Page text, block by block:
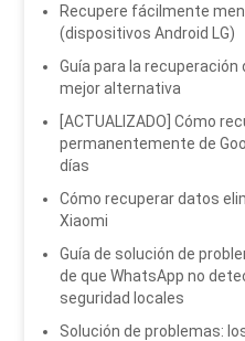
Recupere fácilmente
(dispositivos Android LG)
Guía para la recuperación
mejor alternativa
[ACTUALIZADO] Cómo
permanentemente de
días
Cómo recuperar datos
Xiaomi
Guía de solución de
de que WhatsApp no
seguridad locales
Solución de problemas: